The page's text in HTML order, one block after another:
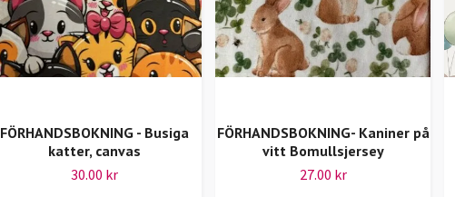
FÖRHANDSBOKNING - Busiga
katter, canvas
30.00 kr
FÖRHANDSBOKNING- Kaniner på
vitt Bomullsjersey
27.00 kr